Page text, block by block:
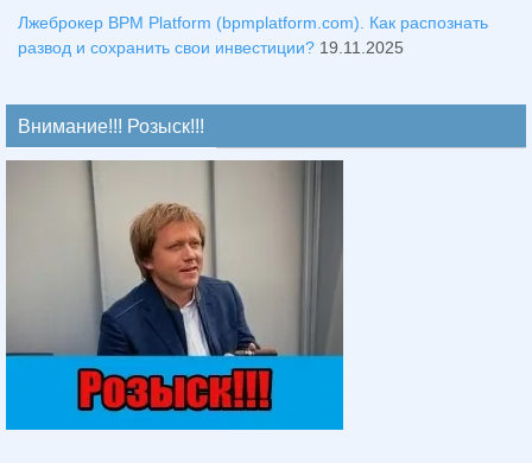
Лжеброкер BPM Platform (bpmplatform.com). Как распознать
развод и сохранить свои инвестиции? 19.11.2025
Внимание!!! Розыск!!!